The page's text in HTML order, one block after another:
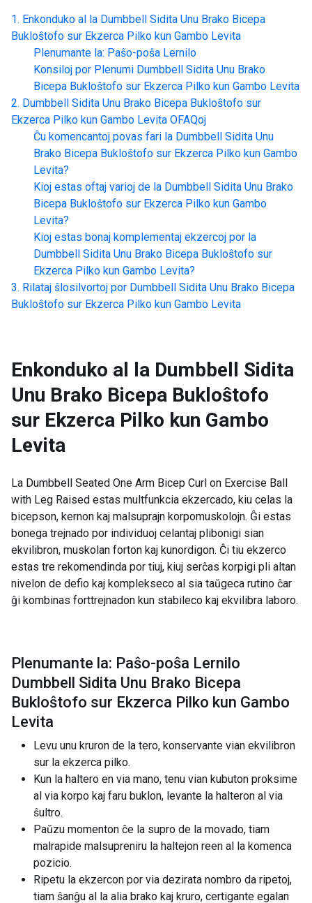
Enkonduko al la Dumbbell Sidita Unu Brako Bicepa
Bukloŝtofo sur Ekzerca Pilko kun Gambo Levita
Plenumante la: Paŝo-poŝa Lernilo
Konsiloj por Plenumi Dumbbell Sidita Unu Brako
Bicepa Bukloŝtofo sur Ekzerca Pilko kun Gambo Levita
Dumbbell Sidita Unu Brako Bicepa Bukloŝtofo sur
Ekzerca Pilko kun Gambo Levita OFAQoj
Ĉu komencantoj povas fari la Dumbbell Sidita Unu
Brako Bicepa Bukloŝtofo sur Ekzerca Pilko kun Gambo
Levita?
Kioj estas oftaj varioj de la Dumbbell Sidita Unu Brako
Bicepa Bukloŝtofo sur Ekzerca Pilko kun Gambo
Levita?
Kioj estas bonaj komplementaj ekzercoj por la
Dumbbell Sidita Unu Brako Bicepa Bukloŝtofo sur
Ekzerca Pilko kun Gambo Levita?
Rilataj ŝlosilvortoj por Dumbbell Sidita Unu Brako Bicepa
Bukloŝtofo sur Ekzerca Pilko kun Gambo Levita
Enkonduko al la Dumbbell Sidita
Unu Brako Bicepa Bukloŝtofo
sur Ekzerca Pilko kun Gambo
Levita
La Dumbbell Seated One Arm Bicep Curl on Exercise Ball
with Leg Raised estas multfunkcia ekzercado, kiu celas la
bicepson, kernon kaj malsuprajn korpomuskolojn. Ĝi estas
bonega trejnado por individuoj celantaj plibonigi sian
ekvilibron, muskolan forton kaj kunordigon. Ĉi tiu ekzerco
estas tre rekomendinda por tiuj, kiuj serĉas korpigi pli altan
nivelon de defio kaj komplekseco al sia taŭgeca rutino ĉar
ĝi kombinas forttrejnadon kun stabileco kaj ekvilibra laboro.
Plenumante la: Paŝo-poŝa Lernilo
Dumbbell Sidita Unu Brako Bicepa
Bukloŝtofo sur Ekzerca Pilko kun Gambo
Levita
Levu unu kruron de la tero, konservante vian ekvilibron
sur la ekzerca pilko.
Kun la haltero en via mano, tenu vian kubuton proksime
al via korpo kaj faru buklon, levante la halteron al via
ŝultro.
Paŭzu momenton ĉe la supro de la movado, tiam
malrapide malsupreniru la haltejon reen al la komenca
pozicio.
Ripetu la ekzercon por via dezirata nombro da ripetoj,
tiam ŝanĝu al la alia brako kaj kruro, certigante egalan